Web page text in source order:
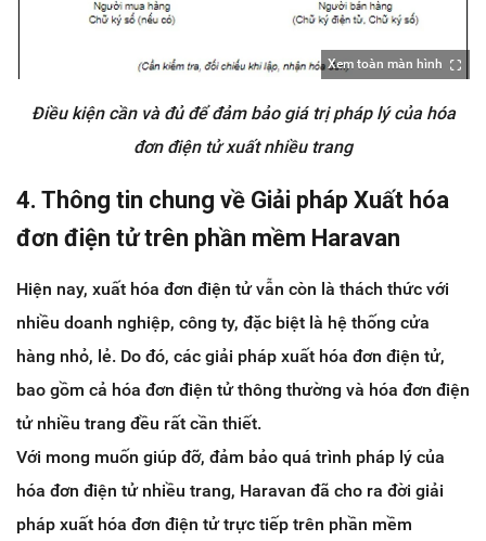
Xem toàn màn hình
Điều kiện cần và đủ để đảm bảo giá trị pháp lý của hóa
đơn điện tử xuất nhiều trang
4. Thông tin chung về Giải pháp Xuất hóa
đơn điện tử trên phần mềm Haravan
Hiện nay, xuất hóa đơn điện tử vẫn còn là thách thức với
nhiều doanh nghiệp, công ty, đặc biệt là hệ thống cửa
hàng nhỏ, lẻ. Do đó, các giải pháp xuất hóa đơn điện tử,
bao gồm cả hóa đơn điện tử thông thường và hóa đơn điện
tử nhiều trang đều rất cần thiết.
Với mong muốn giúp đỡ, đảm bảo quá trình pháp lý của
hóa đơn điện tử nhiều trang, Haravan đã cho ra đời giải
pháp xuất hóa đơn điện tử trực tiếp trên phần mềm